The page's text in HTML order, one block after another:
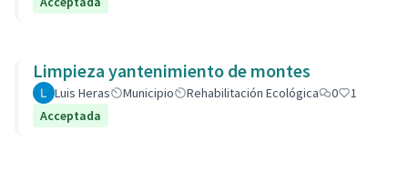
Limpieza yantenimiento de montes
Luis Heras Municipio Rehabilitación Ecológica 0
1
Acceptada